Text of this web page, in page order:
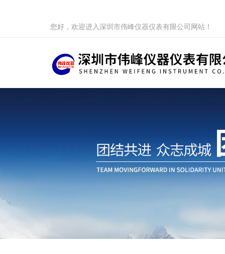
您好，欢迎进入深圳市伟峰仪器仪表有限公司网站！